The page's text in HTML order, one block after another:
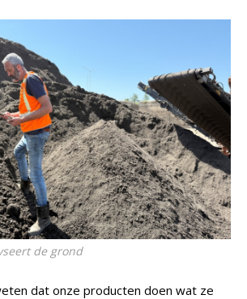
de grond
dat onze producten doen wat ze